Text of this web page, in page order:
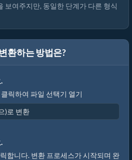
보여주지만, 동일한 단계가 다른 형식
환하는 방법은?
릭하여 파일 선택기 열기
합니다. 변환 프로세스가 시작되며 완